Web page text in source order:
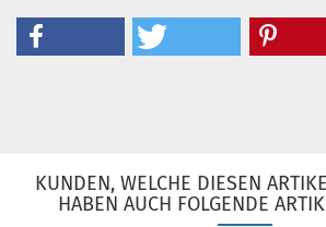
KUNDEN, WELCHE DIESEN
HABEN AUCH FOLGENDE